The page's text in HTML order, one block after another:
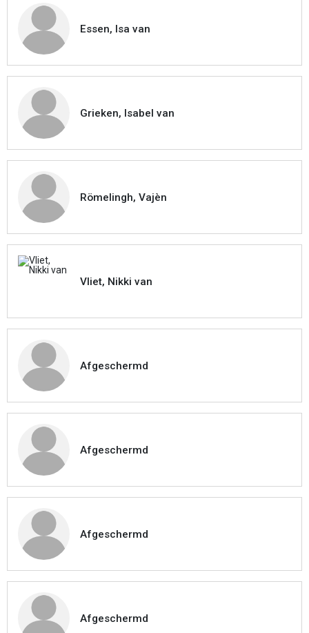
Essen, Isa van
Grieken, Isabel van
Römelingh, Vajèn
Vliet, Nikki van
Afgeschermd
Afgeschermd
Afgeschermd
Afgeschermd